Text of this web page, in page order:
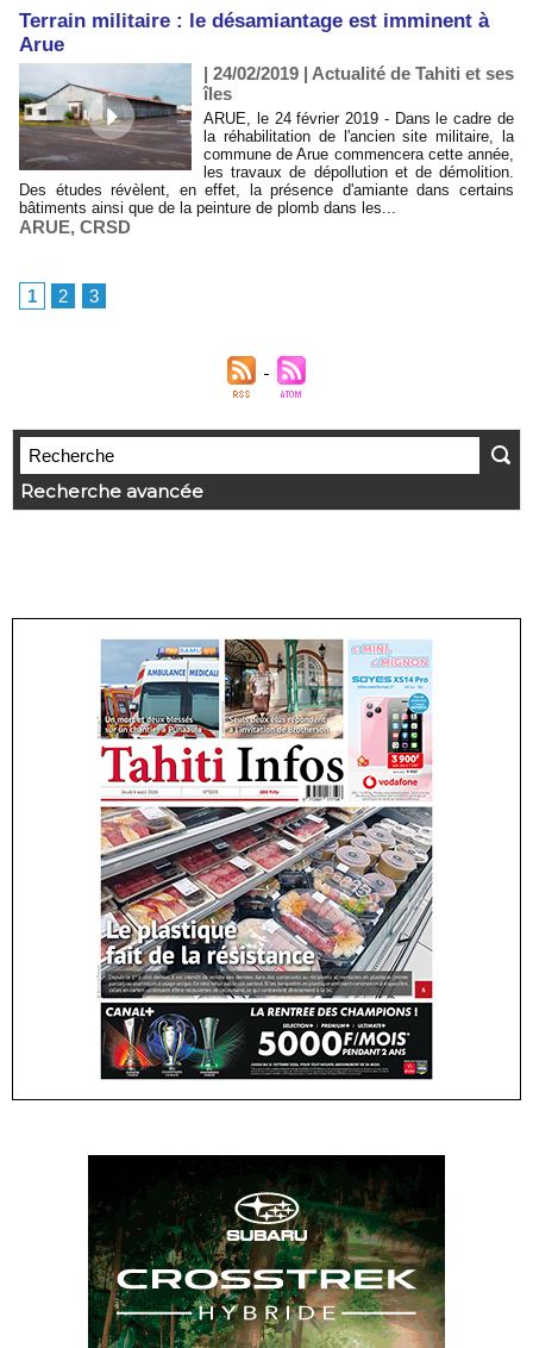
Terrain militaire : le désamiantage est imminent à
Arue
| 24/02/2019 | Actualité de Tahiti et ses
îles
ARUE, le 24 février 2019 - Dans le cadre de
la réhabilitation de l'ancien site militaire, la
commune de Arue commencera cette année,
les travaux de dépollution et de démolition.
Des études révèlent, en effet, la présence d'amiante dans certains
bâtiments ainsi que de la peinture de plomb dans les...
ARUE, CRSD
1 2 3
Recherche avancée